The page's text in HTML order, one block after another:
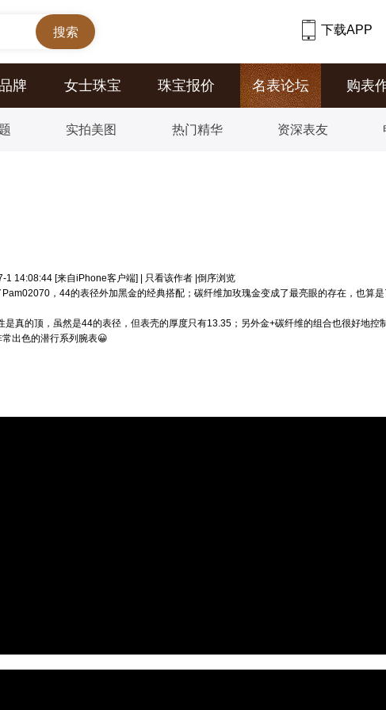
下载APP
牌 女士珠宝 珠宝报价 名表论坛 购表
实拍美图 热门精华 资深表友
1 14:08:44 [来自iPhone客户端] 只看该作者 倒序浏览
，44的表径外加黑金的经典搭配；碳纤维加玫瑰金变成了最亮眼的存在，也算是
是真的顶，虽然是44的表径，但表壳的厚度只有13.35；另外金+碳纤维的组合也很好地
出色的潜行系列腕表😀